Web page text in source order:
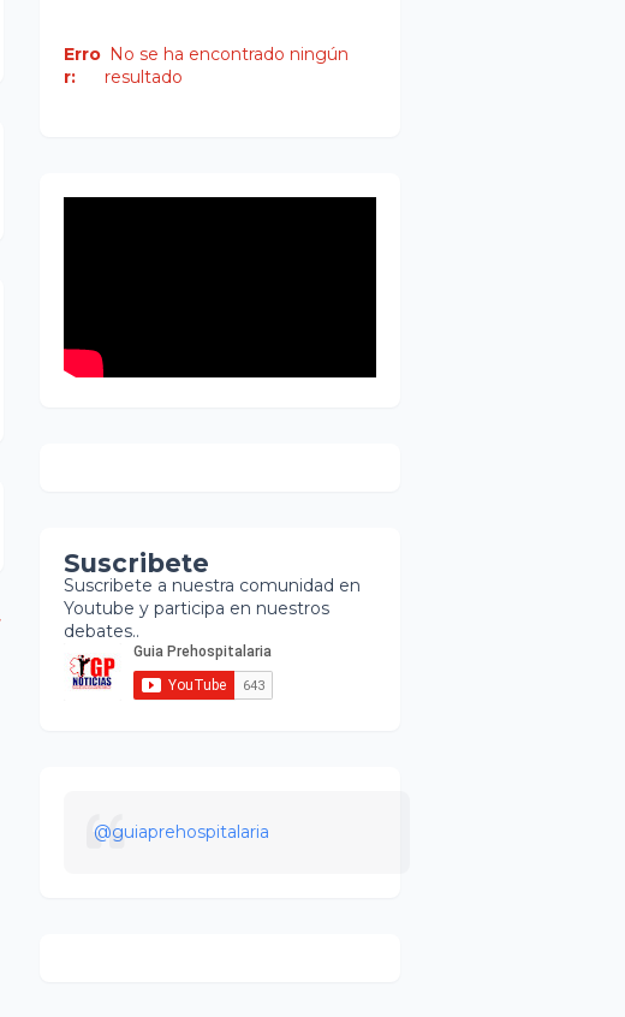
Erro
r:
No se ha encontrado ningún
resultado
Suscribete
Suscribete a nuestra comunidad en
Youtube y participa en nuestros
debates..
@guiaprehospitalaria